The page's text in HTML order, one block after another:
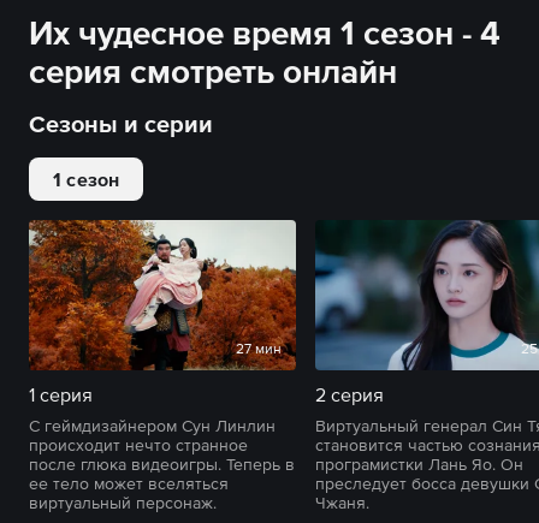
Их чудесное время 1 сезон - 4
серия смотреть онлайн
Сезоны и серии
1 сезон
27 мин
1 серия
С геймдизайнером Сун Линлин
происходит нечто странное
после глюка видеоигры. Теперь в
ее тело может вселяться
виртуальный персонаж.
2 серия
Виртуальный генерал Син
становится частью
програмистки Лань Яо. Он
преследует босса девушки
Чжаня.